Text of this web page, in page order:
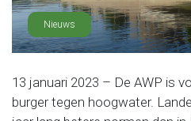
Nieuws
13 januari 2023 – De AWP is
burger tegen hoogwater.